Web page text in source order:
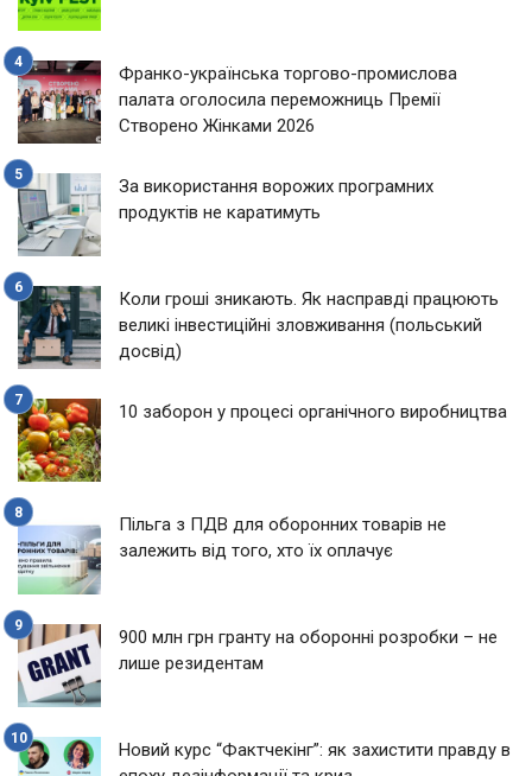
Франко-українська торгово-промислова
палата оголосила переможниць Премії
Створено Жінками 2026
За використання ворожих програмних
продуктів не каратимуть
Коли гроші зникають. Як насправді працюють
великі інвестиційні зловживання (польський
досвід)
10 заборон у процесі органічного виробництва
Пільга з ПДВ для оборонних товарів не
залежить від того, хто їх оплачує
900 млн грн гранту на оборонні розробки – не
лише резидентам
Новий курс “Фактчекінг”: як захистити правду в